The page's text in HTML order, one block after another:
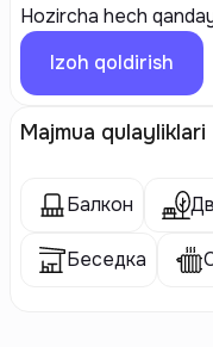
Hozircha hech
Izoh qoldirish
Majmua qulayliklari
Балкон
Беседка